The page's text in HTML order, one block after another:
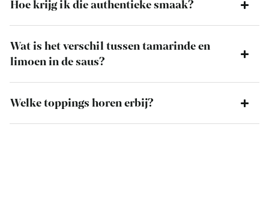
Hoe krijg ik die authentieke smaak?
Wat is het verschil tussen tamarinde en
limoen in de saus?
Welke toppings horen erbij?